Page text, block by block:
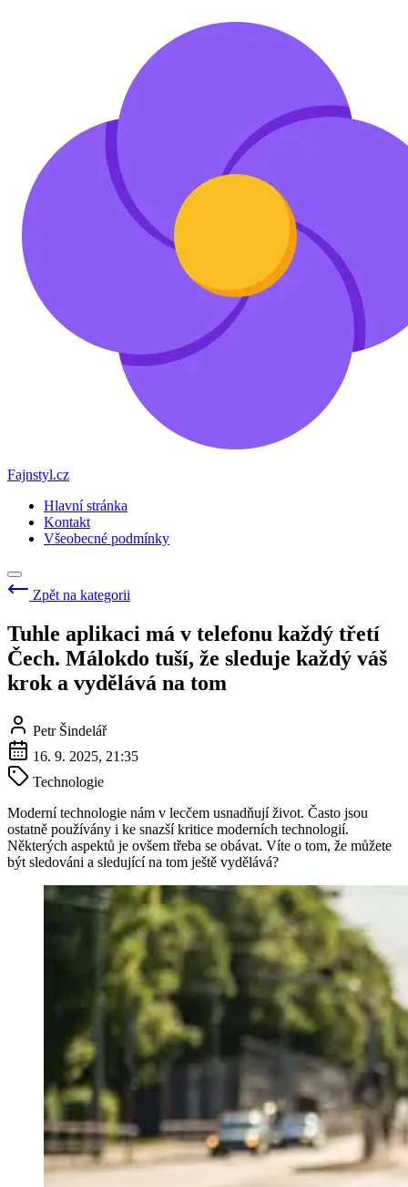
Fajnstyl.cz
Hlavní stránka
Kontakt
Všeobecné podmínky
Zpět na kategorii
Tuhle aplikaci má v telefonu každý třetí
Čech. Málokdo tuší, že sleduje každý váš
krok a vydělává na tom
Petr Šindelář
16. 9. 2025, 21:35
Technologie
Moderní technologie nám v lecčem usnadňují život. Často jsou
ostatně používány i ke snazší kritice moderních technologií.
Některých aspektů je ovšem třeba se obávat. Víte o tom, že můžete
být sledováni a sledující na tom ještě vydělává?